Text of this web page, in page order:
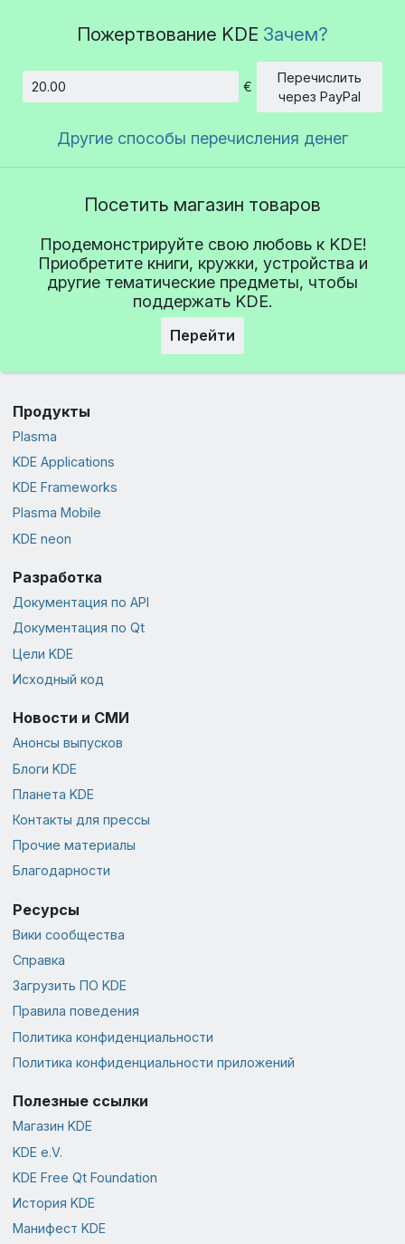
Пожертвование KDE Зачем?
€
Перечислить
через PayPal
Другие способы перечисления денег
Посетить магазин товаров
Продемонстрируйте свою любовь к KDE!
Приобретите книги, кружки, устройства и
другие тематические предметы, чтобы
поддержать KDE.
Перейти
Продукты
Plasma
KDE Applications
KDE Frameworks
Plasma Mobile
KDE neon
Разработка
Документация по API
Документация по Qt
Цели KDE
Исходный код
Новости и СМИ
Анонсы выпусков
Блоги KDE
Планета KDE
Контакты для прессы
Прочие материалы
Благодарности
Ресурсы
Вики сообщества
Справка
Загрузить ПО KDE
Правила поведения
Политика конфиденциальности
Политика конфиденциальности приложений
Полезные ссылки
Магазин KDE
KDE e.V.
KDE Free Qt Foundation
История KDE
Манифест KDE